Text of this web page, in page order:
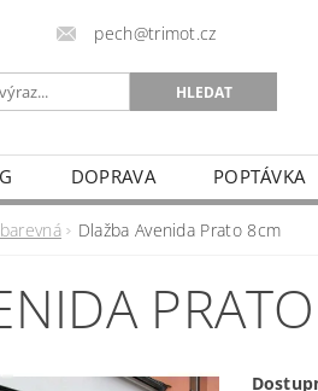
pech@trimot.cz
DOPRAVA POPTÁVKA
Dlažba Avenida Prato 8cm